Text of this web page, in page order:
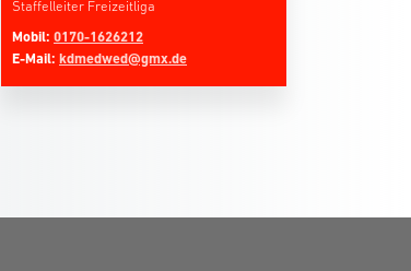
Staffelleiter Freizeitliga
Mobil: 0170-1626212
E-Mail: kdmedwed@gmx.de